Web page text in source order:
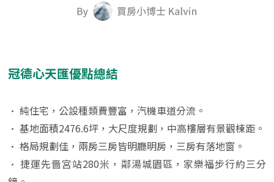
冠德心天匯優點總結
•純住宅，公設種類費豐富，汽機車道分流。
•基地面積2476.6坪，大尺度規劃，中高樓層有景觀棟距。
•格局規劃佳，兩房三房皆明廳明房，三房有落地窗。
•捷運先嗇宮站280米，鄰湯城園區，家樂福步行約三分